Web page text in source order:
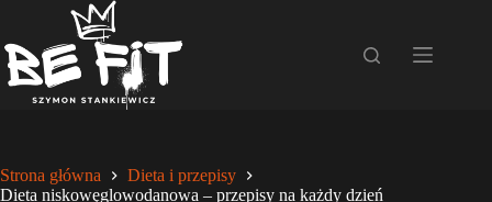
treści
Strona główna
Dieta i przepisy
Dieta niskowęglowodanowa – przepisy na każdy dzień